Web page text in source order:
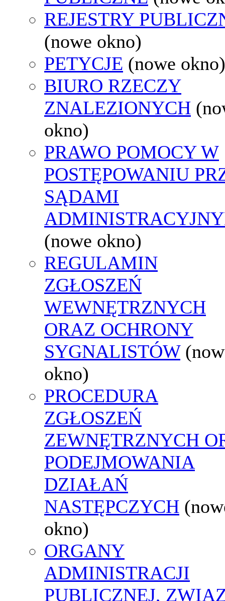
REJESTRY
(nowe okno)
PETYCJE (nowe okno)
BIURO RZECZY
ZNALEZIONYCH
okno)
PRAWO POMOCY W
POSTĘPOWANIU
SĄDAMI
(nowe okno)
REGULAMIN
ZGŁOSZEŃ
WEWNĘTRZNYCH
ORAZ OCHRONY
SYGNALISTÓW
okno)
PROCEDURA
ZGŁOSZEŃ
ZEWNĘTRZNYCH
PODEJMOWANIA
DZIAŁAŃ
NASTĘPCZYCH
okno)
ORGANY
ADMINISTRACJI
PUBLICZNEJ,